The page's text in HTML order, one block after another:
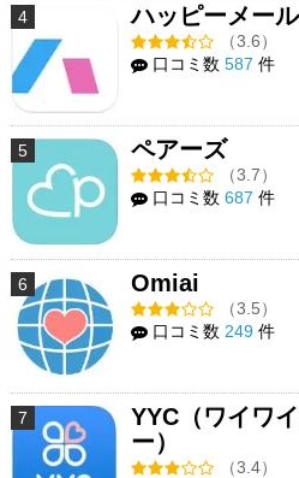
4 ハッピーメール
（3.6）
口コミ数 587 件
5 ペアーズ
（3.7）
口コミ数 687 件
6 Omiai
（3.5）
口コミ数 249 件
7
YYC（ワイワ
ー）
（3.4）